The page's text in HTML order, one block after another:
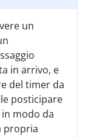
un
in arrivo, e
del timer da
posticipare
modo da
propria